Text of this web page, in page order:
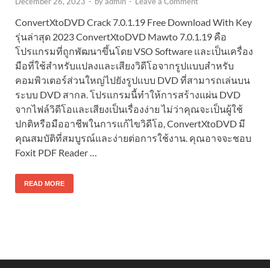
ConvertXtoDVD Crack 7.0.1.19 Free Download With Key
รุ่นล่าสุด 2023 ConvertXtoDVD Mawto 7.0.1.19 คือ
โปรแกรมที่ถูกพัฒนาขึ้นโดย VSO Software และเป็นเครื่อง
มือที่ใช้สำหรับแปลงและเสียงวิดีโอจากรูปแบบสำหรับ
คอมพิวเตอร์ส่วนใหญ่ไปยังรูปแบบ DVD ที่สามารถเล่นบน
ระบบ DVD สากล. โปรแกรมนี้ทำให้การสร้างแผ่น DVD
จากไฟล์วิดีโอและเสียงเป็นเรื่องง่าย ไม่ว่าคุณจะเป็นผู้ใช้
ปกติหรือมืออาชีพในการแก้ไขวิดีโอ, ConvertXtoDVD มี
คุณสมบัติที่สมบูรณ์และง่ายต่อการใช้งาน. คุณอาจจะชอบ
Foxit PDF Reader …
READ MORE